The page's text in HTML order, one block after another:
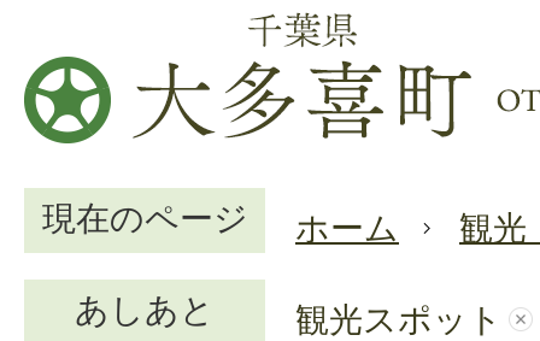
現在のページ ホーム
観光
あしあと
観光スポット